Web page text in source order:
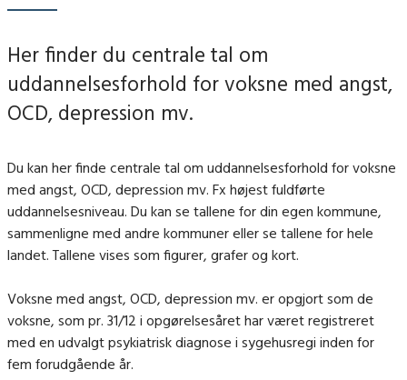
Her finder du centrale tal om
uddannelsesforhold for voksne med angst,
OCD, depression mv.
Du kan her finde centrale tal om uddannelsesforhold for voksne
med angst, OCD, depression mv. Fx højest fuldførte
uddannelsesniveau. Du kan se tallene for din egen kommune,
sammenligne med andre kommuner eller se tallene for hele
landet. Tallene vises som figurer, grafer og kort.
Voksne med angst, OCD, depression mv. er opgjort som de
voksne, som pr. 31/12 i opgørelsesåret har været registreret
med en udvalgt psykiatrisk diagnose i sygehusregi inden for
fem forudgående år.